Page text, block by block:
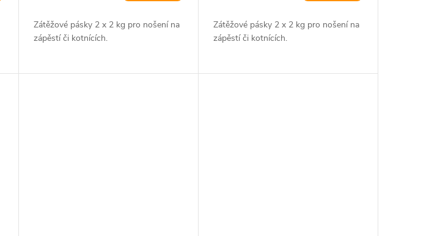
Zátěžové pásky 2 x 2 kg pro nošení na
zápěstí či kotnících.
Zátěžové pásky 2 x 2 kg pro nošení na
zápěstí či kotnících.